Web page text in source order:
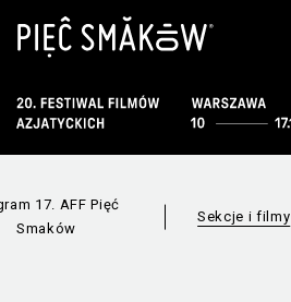
17. AFF Pięć
Smaków
Sekcje i filmy